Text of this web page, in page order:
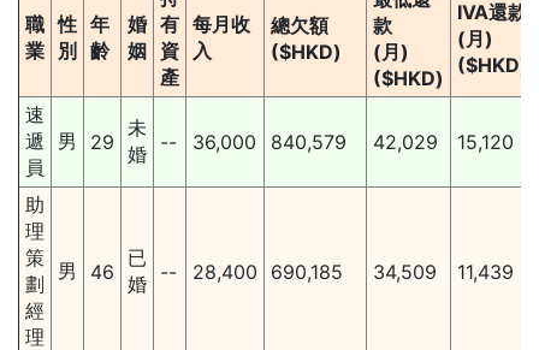
職
業
性
別
年
齡
婚
姻
有
資
產
每月收
入
總欠額
($HKD)
款
(月)
($HKD)
IVA還款
(月)
($HKD)
速
遞
員
男 29
未
婚
-- 36,000 840,579 42,029 15,120
助
理
策
劃
經
理
男 46
已
婚
-- 28,400 690,185 34,509 11,439